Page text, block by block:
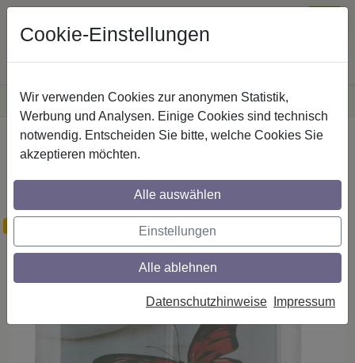
VersandkostenfreieLieferung innerhalb Deutschlands
Sichere Zahlung
Startseite Gardinen Raffrollos
Flexoschiene im Dessin Alma Fb. 20
Cookie-Einstellungen
Wir verwenden Cookies zur anonymen Statistik,
Werbung und Analysen. Einige Cookies sind technisch
notwendig. Entscheiden Sie bitte, welche Cookies Sie
akzeptieren möchten.
Alle auswählen
Einstellungen
Alle ablehnen
Datenschutzhinweise Impressum